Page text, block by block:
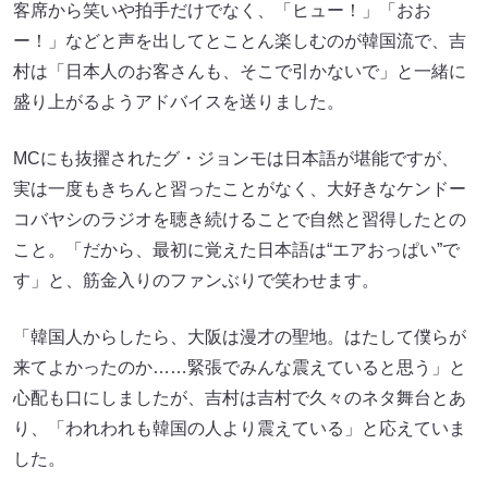
客席から笑いや拍手だけでなく、「ヒュー！」「おお
ー！」などと声を出してとことん楽しむのが韓国流で、吉
村は「日本人のお客さんも、そこで引かないで」と一緒に
盛り上がるようアドバイスを送りました。
MCにも抜擢されたグ・ジョンモは日本語が堪能ですが、
実は一度もきちんと習ったことがなく、大好きなケンドー
コバヤシのラジオを聴き続けることで自然と習得したとの
こと。「だから、最初に覚えた日本語は“エアおっぱい”で
す」と、筋金入りのファンぶりで笑わせます。
「韓国人からしたら、大阪は漫才の聖地。はたして僕らが
来てよかったのか……緊張でみんな震えていると思う」と
心配も口にしましたが、吉村は吉村で久々のネタ舞台とあ
り、「われわれも韓国の人より震えている」と応えていま
した。